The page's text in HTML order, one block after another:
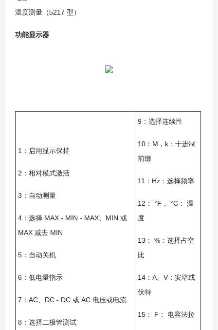
温度测量（5217 型）
功能显示器
1：启用显示保持
2：相对模式激活
3：自动测量
4：选择 MAX - MIN - MAX、MIN 或
MAX 减去 MIN
5：自动关机
6：低电量指示
7：AC、DC - DC 或 AC 电压或电流
8：选择二极管测试
9：选择连续性
10：M，k：十进制
前缀
11：Hz：选择频率
12： °F， °C： 温
度
13： %：选择占空
比
14：A、V：安培或
伏特
15： F： 电容法拉